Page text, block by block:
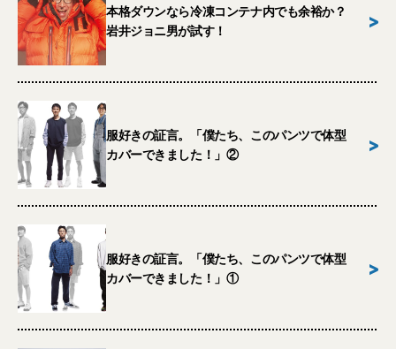
本格ダウンなら冷凍コンテナ内でも余裕か？
岩井ジョニ男が試す！
>
服好きの証言。「僕たち、このパンツで体型
カバーできました！」②
>
服好きの証言。「僕たち、このパンツで体型
カバーできました！」①
>